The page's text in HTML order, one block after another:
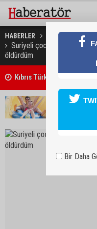
HABERLER TÜRKİYE
Suriyeli çocuğu 25 kez
öldürdüm
Girne'deki cinayet zanlısı
Bir Daha